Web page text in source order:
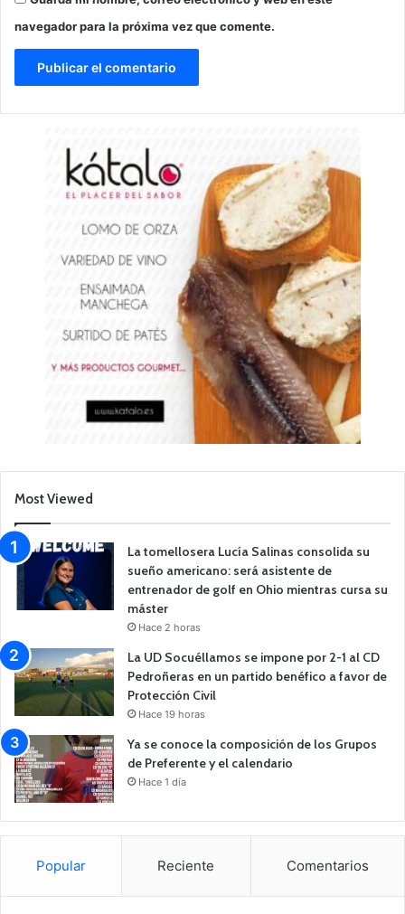
navegador para la próxima vez que comente.
Most Viewed
La tomellosera Lucía Salinas consolida su
sueño americano: será asistente de
entrenador de golf en Ohio mientras cursa su
máster
Hace 2 horas
La UD Socuéllamos se impone por 2-1 al CD
Pedroñeras en un partido benéfico a favor de
Protección Civil
Hace 19 horas
Ya se conoce la composición de los Grupos
de Preferente y el calendario
Hace 1 día
Popular Reciente Comentarios